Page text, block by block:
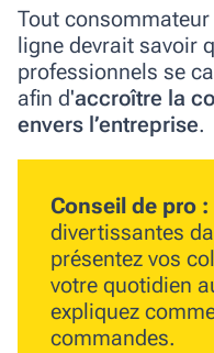
Tout
ligne devrait savoir
professionnels se
afin d'accroître la
envers l’entreprise.
Conseil de pro :
divertissantes
présentez vos
votre quotidien
expliquez
commandes.